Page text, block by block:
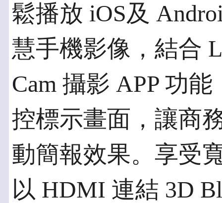
鬆播放 iOS及
慧手機影像，結合
Cam 攝影 APP 功
控標示畫面，讓商
動簡報效果。享受
以 HDMI 連結 3D